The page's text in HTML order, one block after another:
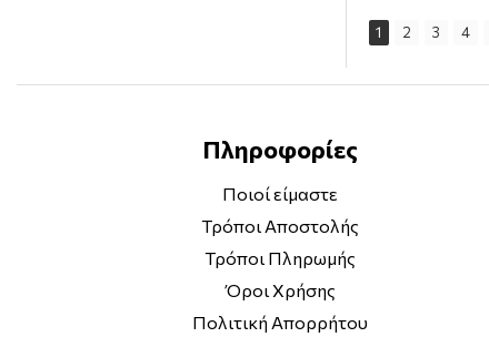
EDUCA
FASCINATIONS
FISHER PRICE TOYS
GAME PLAY
1 2 3 4
Πληροφορίες
Ποιοί είμαστε
Τρόποι Αποστολής
Τρόποι Πληρωμής
Όροι Χρήσης
Πολιτική Απορρήτου